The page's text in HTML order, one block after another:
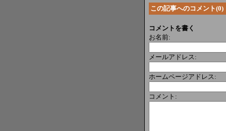
この記事へのコメント(0)
コメントを書く
お名前:
メールアドレス:
ホームページアドレス:
コメント: